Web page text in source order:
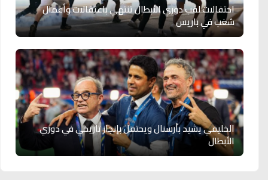
احتفالات لقب دوري الأبطال تنتهي باعتقالات وأعمال
شغب في باريس
الخليفي يشيد بأرسنال ويحتفل بإنجاز تاريخي في دوري
الأبطال